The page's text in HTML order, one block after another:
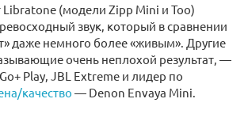
Libratone (модели Zipp Mini и Too)
звук, который в сравнении
даже немного более «живым». Другие
очень неплохой результат, —
Play, JBL Extreme и лидер по
качество — Denon Envaya Mini.